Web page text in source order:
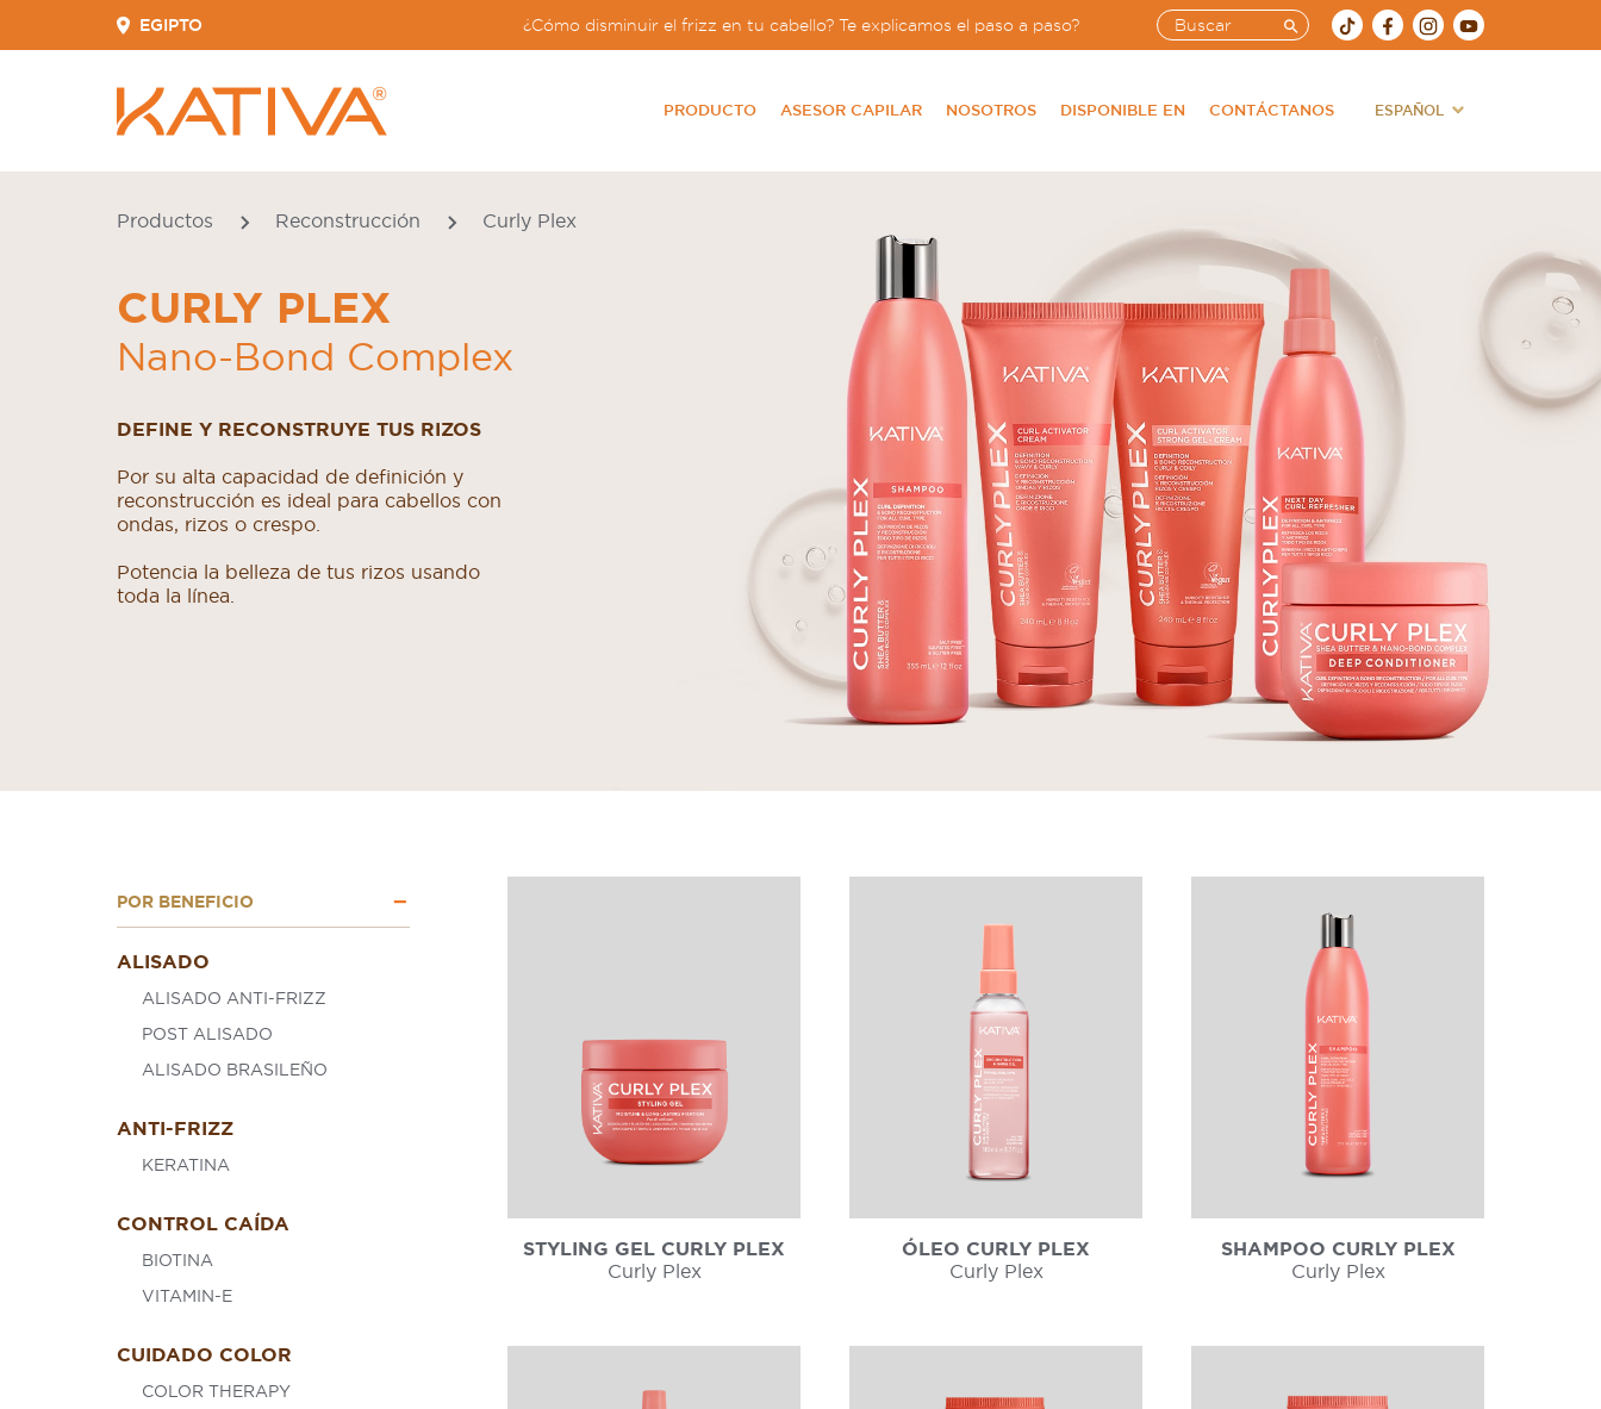
EGIPTO ¿Cómo disminuir el frizz en tu cabello? Te explicamos el paso a paso?
PRODUCTO ASESOR CAPILAR NOSOTROS DISPONIBLE EN CONTÁCTANOS
Productos Reconstrucción Curly Plex
CURLY PLEX
Nano-Bond Complex
DEFINE Y RECONSTRUYE TUS RIZOS
Por su alta capacidad de definición y
reconstrucción es ideal para cabellos con
ondas, rizos o crespo.
Potencia la belleza de tus rizos usando
toda la línea.
POR BENEFICIO
ALISADO
ALISADO ANTI-FRIZZ
POST ALISADO
ALISADO BRASILEÑO
ANTI-FRIZZ
KERATINA
CONTROL CAÍDA
BIOTINA
VITAMIN-E
CUIDADO COLOR
COLOR THERAPY
STYLING GEL CURLY PLEX
Curly Plex
ÓLEO CURLY PLEX
Curly Plex
SHAMPOO CURLY PLEX
Curly Plex